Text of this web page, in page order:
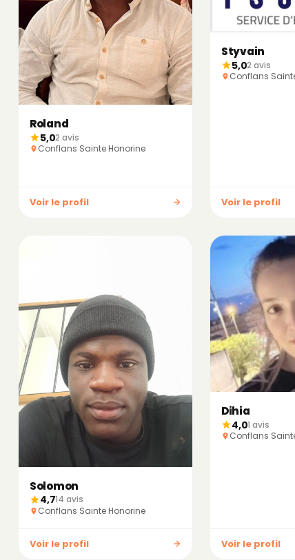
Roland
5,02 avis
Conflans Sainte Honorine
Voir le profil
Styvain
5,02 avis
Conflans
Voir le profil
Solomon
4,714 avis
Conflans Sainte Honorine
Voir le profil
Dihia
4,01 avis
Conflans
Voir le profil